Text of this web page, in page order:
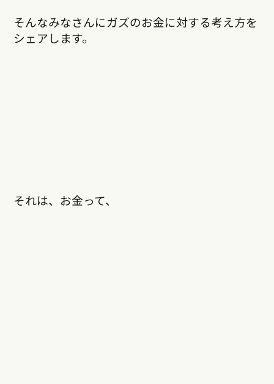
そんなみなさんにガズのお金に対する考え方を
シェアします。
それは、お金って、